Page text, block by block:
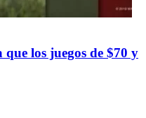
los juegos de $70 y